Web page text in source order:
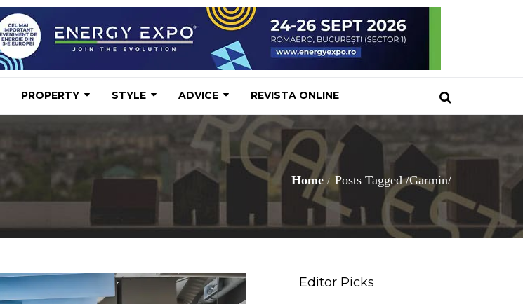
PROPERTY STYLE ADVICE REVISTA ONLINE
Home Posts Tagged/Garmin/
Editor Picks